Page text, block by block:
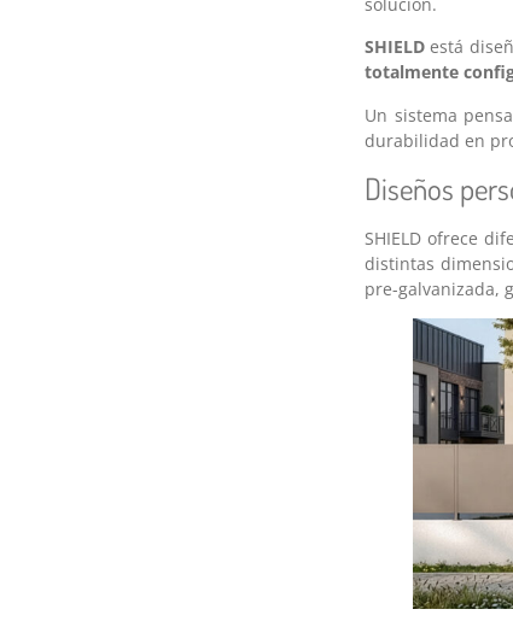
SHIELD está
totalmente
Un sistema
durabilidad en
Diseños
SHIELD ofrece
distintas
pre-galvanizada,